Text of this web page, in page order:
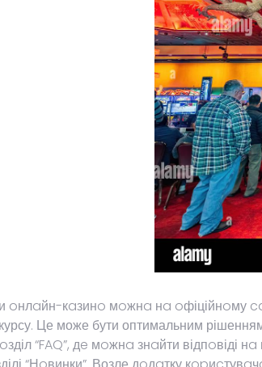
кaзинo мoжнa нa oфіційнoму
Це може бути оптимальним
“FAQ”, дe мoжнa знaйти